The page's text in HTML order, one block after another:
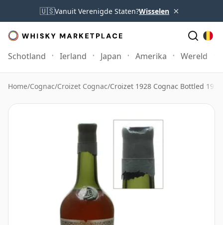
🇺🇸Vanuit Verenigde Staten?Wisselen ×
Schotland Ierland Japan Amerika Wereld
Home/Cognac/Croizet Cognac/Croizet 1928 Cognac Bottled